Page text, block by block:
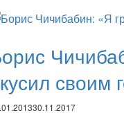
своим
30.11.2017